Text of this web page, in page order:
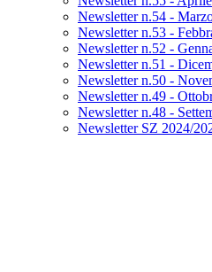
Newsletter n.54 -
Newsletter n.53 -
Newsletter n.52 -
Newsletter n.51 -
Newsletter n.50 -
Newsletter n.49 -
Newsletter n.48 -
Newsletter SZ 2024/